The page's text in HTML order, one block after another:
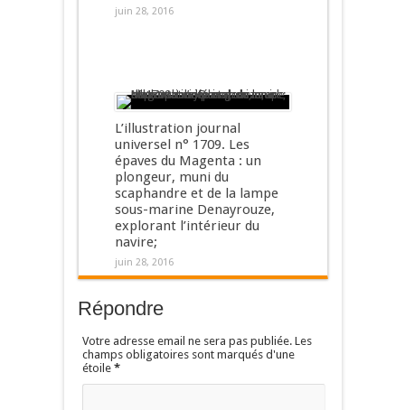
juin 28, 2016
L’illustration journal
universel n° 1709. Les
épaves du Magenta : un
plongeur, muni du
scaphandre et de la lampe
sous-marine Denayrouze,
explorant l’intérieur du
navire;
juin 28, 2016
Répondre
Votre adresse email ne sera pas publiée. Les
champs obligatoires sont marqués d'une
étoile *